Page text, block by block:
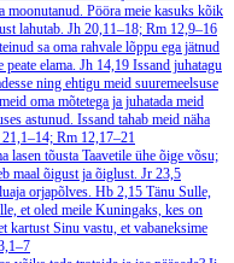
moonutanud. Pööra meie kasuks kõik
lahutab. Jh 20,11–18; Rm 12,9–16
sa oma rahvale lõppu ega jätnud
elama. Jh 14,19 Issand juhatagu
ning ehtigu meid suuremeelsuse
oma mõtetega ja juhatada meid
astunud. Issand tahab meid näha
21,1–14; Rm 12,17–21
lasen tõusta Taavetile ühe õige võsu;
maal õigust ja õiglust. Jr 23,5
orjapõlves. Hb 2,15 Tänu Sulle,
et oled meile Kuningaks, kes on
kartust Sinu vastu, et vabaneksime